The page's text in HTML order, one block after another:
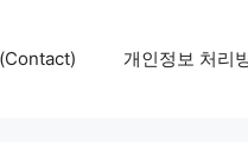
개인정보 처리